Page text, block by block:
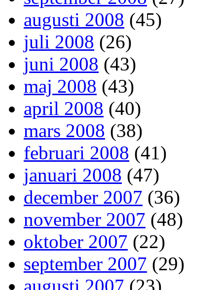
augusti 2008 (45)
juli 2008 (26)
juni 2008 (43)
maj 2008 (43)
april 2008 (40)
mars 2008 (38)
februari 2008 (41)
januari 2008 (47)
december 2007 (36)
november 2007 (48)
oktober 2007 (22)
september 2007 (29)
augusti 2007 (23)